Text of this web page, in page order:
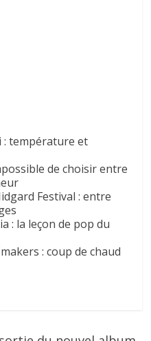
: température et
de choisir entre
Festival : entre
: la leçon de pop du
: coup de chaud